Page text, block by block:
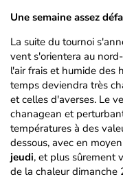
Une semaine assez
La suite du tournoi
vent s'orientera au
l'air frais et humide des
temps deviendra très
et celles d'averses. Le
chanagean et
températures à des
dessous, avec en
jeudi, et plus sûrement
de la chaleur dimanche